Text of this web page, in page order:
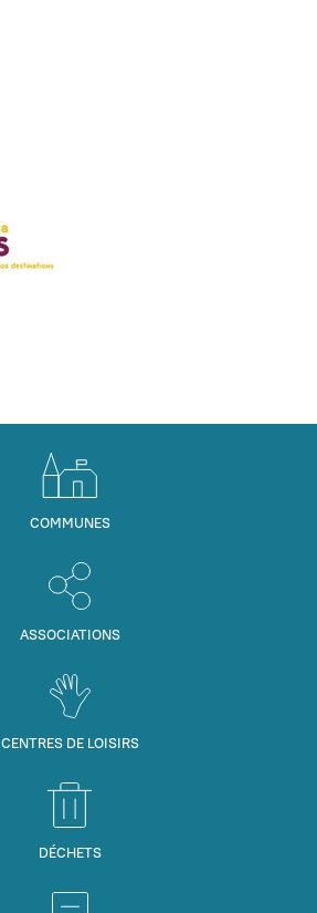
COMMUNES
ASSOCIATIONS
CENTRES DE LOISIRS
DÉCHETS